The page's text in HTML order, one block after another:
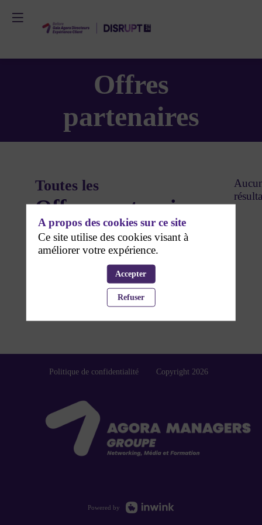
Offres
partenaires
Toutes les
Offres partenaires
Effacer tous les filtres
Politique de confidentialité Copyright 2026
Powered by
A propos des cookies sur ce site
Ce site utilise des cookies visant à
améliorer votre expérience.
Accepter
Refuser